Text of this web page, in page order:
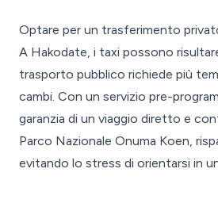
Optare per un trasferimento
A Hakodate, i taxi possono
trasporto pubblico richiede più
cambi. Con un servizio pre-
garanzia di un viaggio diretto e
Parco Nazionale Onuma Koen,
evitando lo stress di orientarsi in